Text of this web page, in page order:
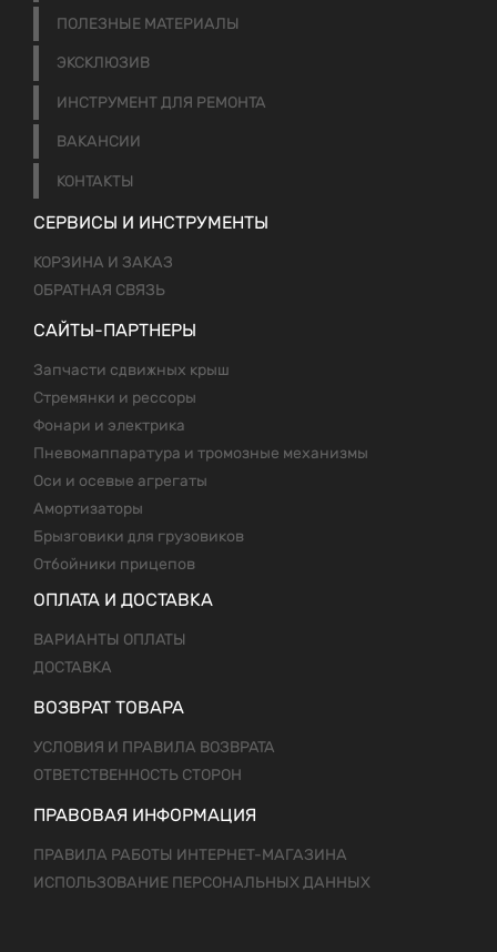
ПОЛЕЗНЫЕ МАТЕРИАЛЫ
ЭКСКЛЮЗИВ
ИНСТРУМЕНТ ДЛЯ РЕМОНТА
ВАКАНСИИ
КОНТАКТЫ
СЕРВИСЫ И ИНСТРУМЕНТЫ
КОРЗИНА И ЗАКАЗ
ОБРАТНАЯ СВЯЗЬ
САЙТЫ-ПАРТНЕРЫ
Запчасти сдвижных крыш
Стремянки и рессоры
Фонари и электрика
Пневомаппаратура и тромозные механизмы
Оси и осевые агрегаты
Амортизаторы
Брызговики для грузовиков
Отбойники прицепов
ОПЛАТА И ДОСТАВКА
ВАРИАНТЫ ОПЛАТЫ
ДОСТАВКА
ВОЗВРАТ ТОВАРА
УСЛОВИЯ И ПРАВИЛА ВОЗВРАТА
ОТВЕТСТВЕННОСТЬ СТОРОН
ПРАВОВАЯ ИНФОРМАЦИЯ
ПРАВИЛА РАБОТЫ ИНТЕРНЕТ-МАГАЗИНА
ИСПОЛЬЗОВАНИЕ ПЕРСОНАЛЬНЫХ ДАННЫХ